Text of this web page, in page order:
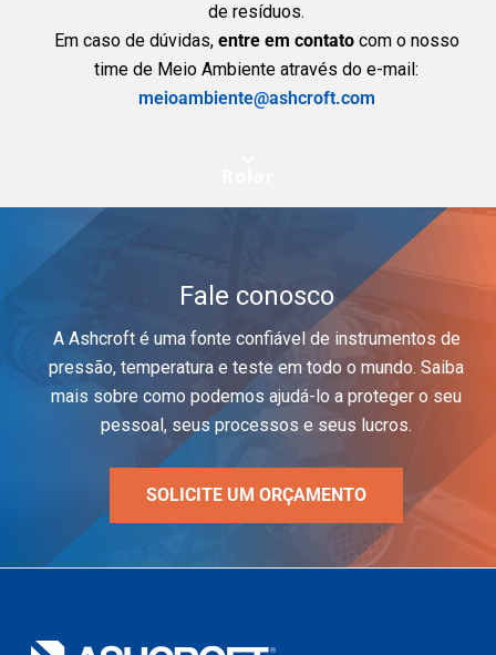
de resíduos.
Em caso de dúvidas, entre em contatocom o nosso
time de Meio Ambiente através do e-mail:
meioambiente@ashcroft.com
Fale conosco
A Ashcroft é uma fonte confiável de instrumentos de
pressão, temperatura e teste em todo o mundo. Saiba
mais sobre como podemos ajudá-lo a proteger o seu
pessoal, seus processos e seus lucros.
SOLICITE UM ORÇAMENTO